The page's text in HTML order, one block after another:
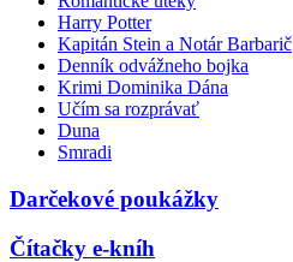
Harry Potter
Kapitán Stein a Notár Barbarič
Denník odvážneho bojka
Krimi Dominika Dána
Učím sa rozprávať
Duna
Smradi
Darčekové poukážky
Čítačky e-kníh